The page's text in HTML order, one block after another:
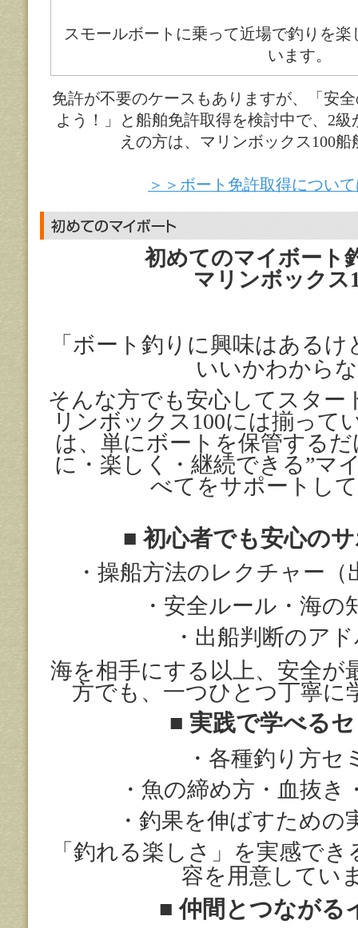
スモールボートに乗って近場で釣りを
います。
免許が不要のケースもありますが、「安
よう！」と船舶免許取得を検討中で、2
えの方は、マリンボックス100
＞＞ボート免許取得につい
初めてのマイボート
マリンボックス
「ボート釣りに興味はある
いいかわから
そんな方でも安心してスター
リンボックス 100には揃って
は、単にボートを保管する
に・楽しく・継続できる”マ
べてをサポートし
■初心者でも安心の
・操船方法のレクチャー
・安全ルール・海の
・出船判断のア
海を相手にする以上、安全が
方でも、一つひとつ丁寧に
■ 実践で学べる
・各種釣り方セ
・魚の締め方・血抜き
・釣果を伸ばすための
「釣れる楽しさ」を実感で
容を用意してい
■仲間とつながる